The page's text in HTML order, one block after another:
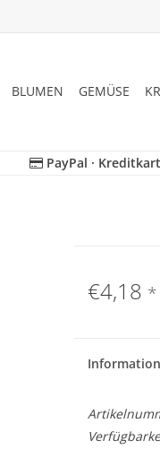
BLUMEN GEMÜSE
PayPal ·
€4,18 *